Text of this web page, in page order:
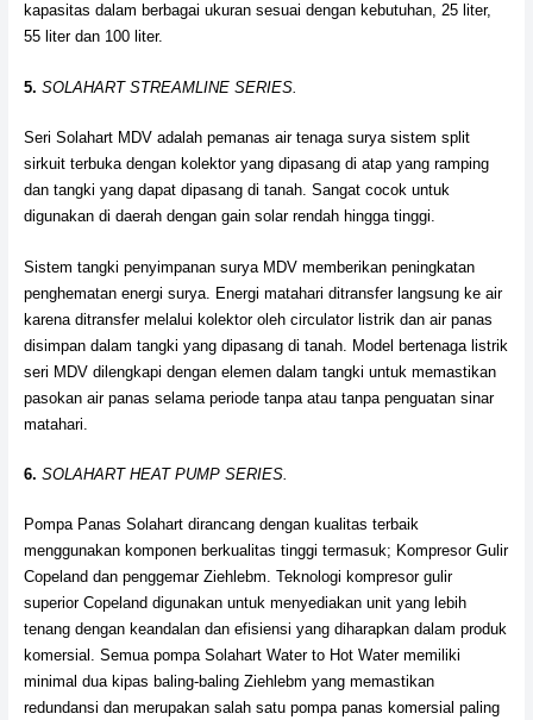
kapasitas dalam berbagai ukuran sesuai dengan kebutuhan, 25 liter,
55 liter dan 100 liter.
5. SOLAHART STREAMLINE SERIES.
Seri Solahart MDV adalah pemanas air tenaga surya sistem split
sirkuit terbuka dengan kolektor yang dipasang di atap yang ramping
dan tangki yang dapat dipasang di tanah. Sangat cocok untuk
digunakan di daerah dengan gain solar rendah hingga tinggi.
Sistem tangki penyimpanan surya MDV memberikan peningkatan
penghematan energi surya. Energi matahari ditransfer langsung ke air
karena ditransfer melalui kolektor oleh circulator listrik dan air panas
disimpan dalam tangki yang dipasang di tanah. Model bertenaga listrik
seri MDV dilengkapi dengan elemen dalam tangki untuk memastikan
pasokan air panas selama periode tanpa atau tanpa penguatan sinar
matahari.
6. SOLAHART HEAT PUMP SERIES.
Pompa Panas Solahart dirancang dengan kualitas terbaik
menggunakan komponen berkualitas tinggi termasuk; Kompresor Gulir
Copeland dan penggemar Ziehlebm. Teknologi kompresor gulir
superior Copeland digunakan untuk menyediakan unit yang lebih
tenang dengan keandalan dan efisiensi yang diharapkan dalam produk
komersial. Semua pompa Solahart Water to Hot Water memiliki
minimal dua kipas baling-baling Ziehlebm yang memastikan
redundansi dan merupakan salah satu pompa panas komersial paling